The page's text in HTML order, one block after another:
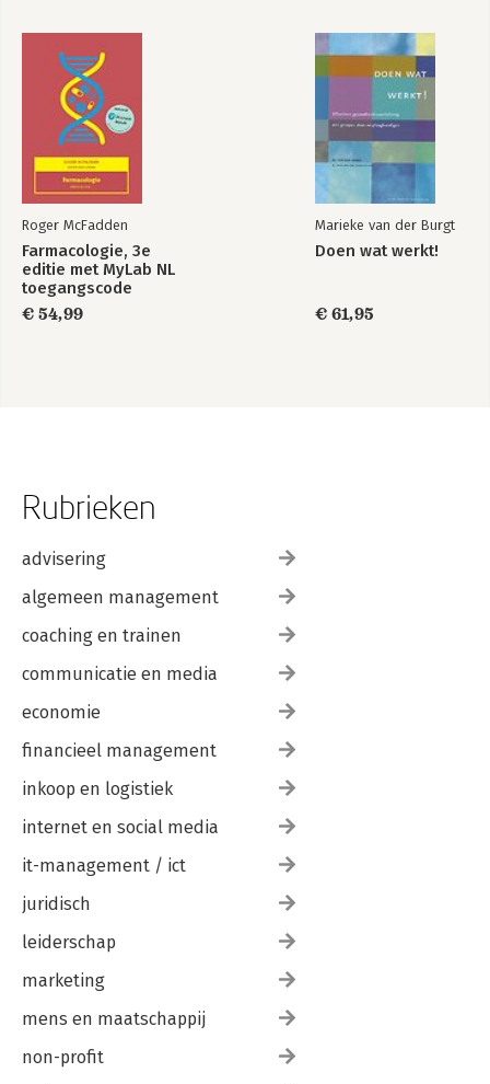
Roger McFadden
Farmacologie, 3e
editie met MyLab NL
toegangscode
€ 54,99
Marieke van der Burgt
Doen wat werkt!
€ 61,95
Rubrieken
advisering
algemeen management
coaching en trainen
communicatie en media
economie
financieel management
inkoop en logistiek
internet en social media
it-management / ict
juridisch
leiderschap
marketing
mens en maatschappij
non-profit